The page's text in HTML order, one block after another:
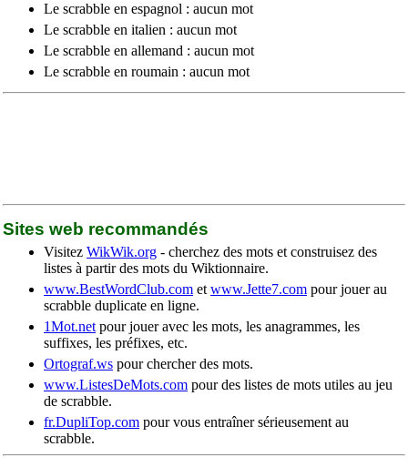
Le scrabble en espagnol : aucun mot
Le scrabble en italien : aucun mot
Le scrabble en allemand : aucun mot
Le scrabble en roumain : aucun mot
Sites web recommandés
Visitez WikWik.org - cherchez des mots et construisez des
listes à partir des mots du Wiktionnaire.
www.BestWordClub.com et www.Jette7.com pour jouer au
scrabble duplicate en ligne.
1Mot.net pour jouer avec les mots, les anagrammes, les
suffixes, les préfixes, etc.
Ortograf.ws pour chercher des mots.
www.ListesDeMots.com pour des listes de mots utiles au jeu
de scrabble.
fr.DupliTop.com pour vous entraîner sérieusement au
scrabble.